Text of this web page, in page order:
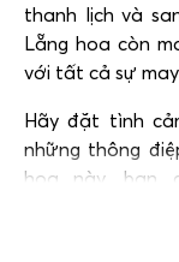
thanh lịch và
Lẵng hoa còn
với tất cả sự
Hãy đặt tình
những thông
hoa này, bạn